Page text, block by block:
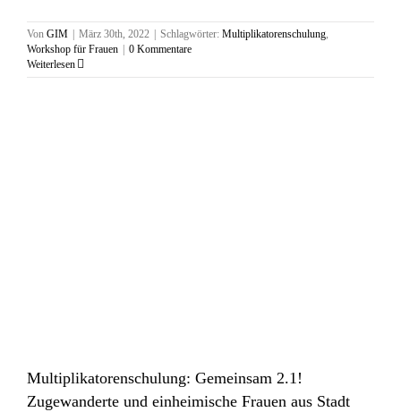
Von GIM März 30th, 2022 Schlagwörter: Multiplikatorenschulung,
Workshop für Frauen
0 Kommentare
Weiterlesen
Multiplikatorenschulung: Gemeinsam 2.1!
Zugewanderte und einheimische Frauen aus Stadt